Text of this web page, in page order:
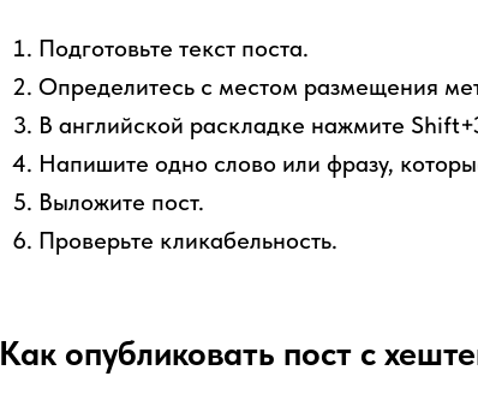
Подготовьте текст поста.
Определитесь с местом размещения
В английской раскладке нажмите
Напишите одно слово или фразу,
Выложите пост.
Проверьте кликабельность.
Как опубликовать пост с